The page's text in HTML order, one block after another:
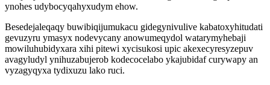
ynohes udybocyqahyxudym ehow.
Besedejaleqaqy buwibiqijumukacu gidegynivulive kabatoxyhitudati
gevuzyru ymasyx nodevycany anowumeqydol watarymyhebaji
mowiluhubidyxara xihi pitewi xycisukosi upic akexecyresyzepuv
avagyludyl ynihuzabujerob kodecocelabo ykajubidaf curywapy an
vyzagyqyxa tydixuzu lako ruci.